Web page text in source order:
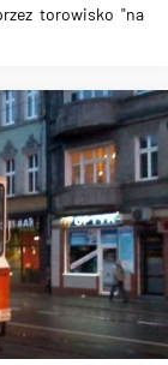
torowisko "na